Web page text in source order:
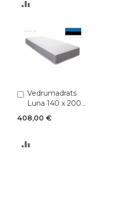
Vedrumadrats
Luna 140 x 200
(Pocket 1,8)
408,00 €
Lisa
ostukorvi